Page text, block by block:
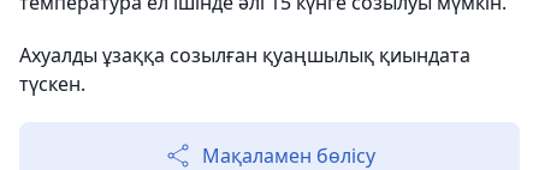
Ахуалды ұзаққа созылған қуаңшылық қиындата
түскен.
Мақаламен бөлісу